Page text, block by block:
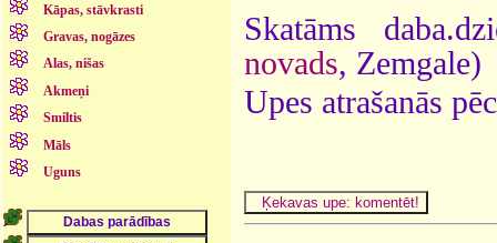
Kāpas, stāvkrasti
Gravas, nogāzes
Alas, nišas
Akmeņi
Smiltis
Māls
Uguns
Skatāms
novads, Zemgale)
Upes atrašanās